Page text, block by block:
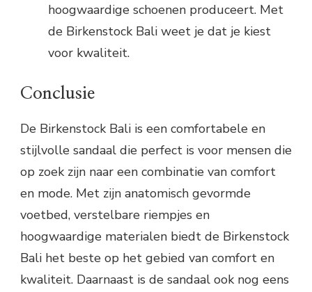
hoogwaardige schoenen produceert. Met
de Birkenstock Bali weet je dat je kiest
voor kwaliteit.
Conclusie
De Birkenstock Bali is een comfortabele en
stijlvolle sandaal die perfect is voor mensen die
op zoek zijn naar een combinatie van comfort
en mode. Met zijn anatomisch gevormde
voetbed, verstelbare riempjes en
hoogwaardige materialen biedt de Birkenstock
Bali het beste op het gebied van comfort en
kwaliteit. Daarnaast is de sandaal ook nog eens